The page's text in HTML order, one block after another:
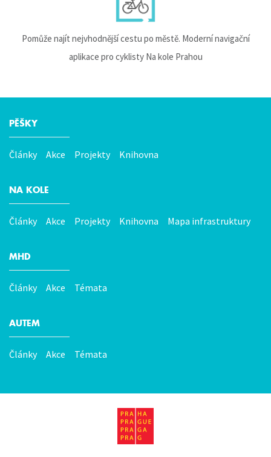
Pomůže najít nejvhodnější cestu po městě. Moderní navigační
aplikace pro cyklisty Na kole Prahou
Hlavní
menu
PĚŠKY
Články Akce Projekty Knihovna
NA KOLE
Články Akce Projekty Knihovna Mapa infrastruktury
MHD
Články Akce Témata
AUTEM
Články Akce Témata